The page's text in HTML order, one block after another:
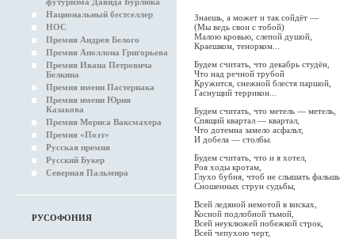
Национальный бестселлер
НОС
Премия Андрея Белого
Премия Аполлона Григорьева
Премия Ивана Петровича
Белкина
Премия имени Пастернака
Премия имени Юрия
Казакова
Премия Мориса Ваксмахера
Премия «Поэт»
Русская премия
Русский Букер
Северная Пальмира
РУСОФОНИЯ
Знаешь, а может и так сойдёт —
(Мы ведь свои с тобой)
Малою кровью, слепой душой,
Краешком, тенорком...
Будем считать, что декабрь студён,
Что над речной трубой
Кружится, снежной блестя паршой,
Гаснущий террикон...
Будем считать, что метель — метель,
Спящий квартал — квартал,
Что дотемна замело асфальт,
И добела — столбы.
Будем считать, что и я хотел,
Роя ходы кротам,
Глухо бубня, чтоб не слышать фальшь
Сношенных струн судьбы,
Всей ледяной немотой в висках,
Косной подлобной тьмой,
Всей неуклюжей побежкой строк,
Всей чепухою черт,